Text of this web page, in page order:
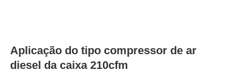
Aplicação do tipo compressor de ar
diesel da caixa 210cfm